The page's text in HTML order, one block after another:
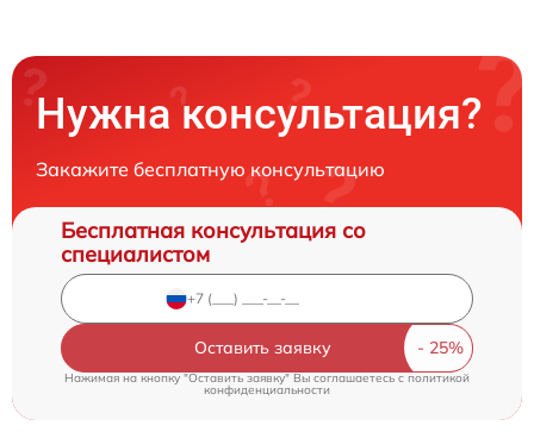
Нужна консультация?
Закажите бесплатную консультацию
Бесплатная консультация со
специалистом
Оставить заявку
Нажимая на кнопку "Оставить заявку" Вы соглашаетесь cполитикой
конфиденциальности